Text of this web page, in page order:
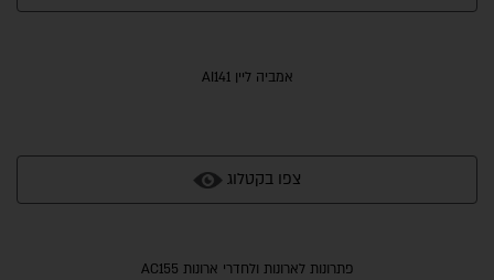
אמביה ליין AI141
צפו בקטלוג
פתרונות לארונות ולחדרי ארונות AC155